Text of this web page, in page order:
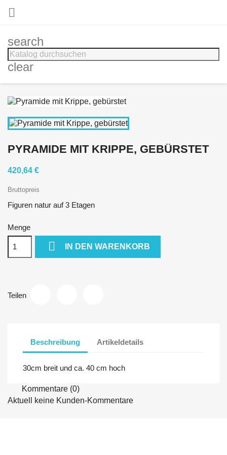

search
clear
PYRAMIDE MIT KRIPPE, GEBÜRSTET
420,64 €
Bruttopreis
Figuren natur auf 3 Etagen
Menge
 IN DEN WARENKORB
Teilen
Beschreibung Artikeldetails
30cm breit und ca. 40 cm hoch
Kommentare (0)
Aktuell keine Kunden-Kommentare